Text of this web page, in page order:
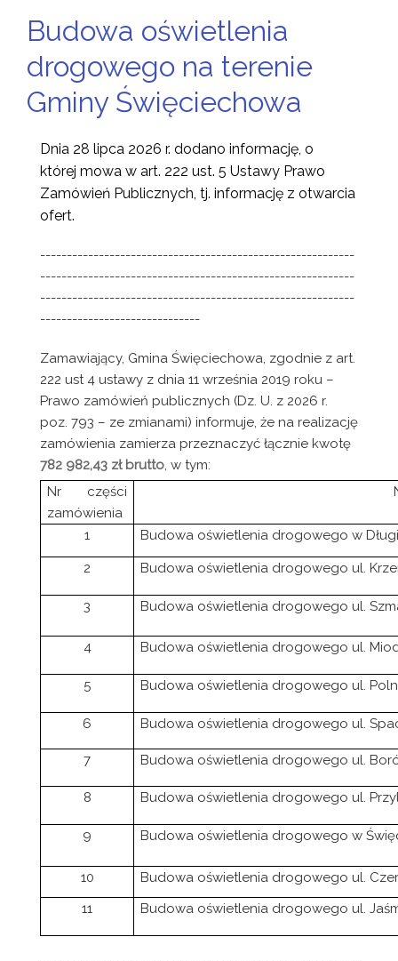
Budowa oświetlenia
drogowego na terenie
Gminy Święciechowa
Dnia 28 lipca 2026 r. dodano informację, o
której mowa w art. 222 ust. 5 Ustawy Prawo
Zamówień Publicznych, tj. informację z otwarcia
ofert.
-----------------------------------------------------------
-----------------------------------------------------------
-----------------------------------------------------------
------------------------------
Zamawiający, Gmina Święciechowa, zgodnie z art.
222 ust 4 ustawy z dnia 11 września 2019 roku –
Prawo zamówień publicznych (Dz. U. z 2026 r.
poz. 793 – ze zmianami) informuje, że na realizację
zamówienia zamierza przeznaczyć łącznie kwotę
782 982,43 zł brutto, w tym:
Nr części
zamówienia
1 Budowa oświetlenia drogowego w
2 Budowa oświetlenia drogowego ul.
3 Budowa oświetlenia drogowego ul.
4 Budowa oświetlenia drogowego ul.
5 Budowa oświetlenia drogowego ul.
6 Budowa oświetlenia drogowego ul.
7 Budowa oświetlenia drogowego ul.
8 Budowa oświetlenia drogowego ul.
9 Budowa oświetlenia drogowego w
10
Budowa oświetlenia drogowego ul.
11
Budowa oświetlenia drogowego ul.